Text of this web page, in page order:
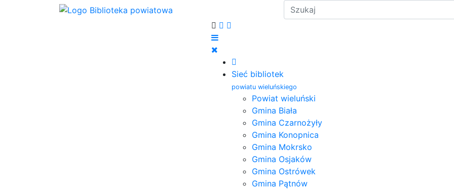
Sieć bibliotek
powiatu wieluńskiego
Powiat wieluński
Gmina Biała
Gmina Czarnożyły
Gmina Konopnica
Gmina Mokrsko
Gmina Osjaków
Gmina Ostrówek
Gmina Pątnów